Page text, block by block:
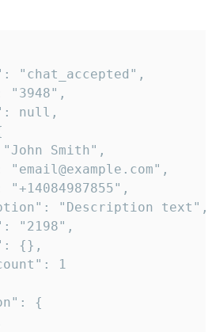
"chat_accepted",
"3948",
null,
Smith",
"email@example.com",
"+14084987855",
"Description text",
"2198",
{},
1
{